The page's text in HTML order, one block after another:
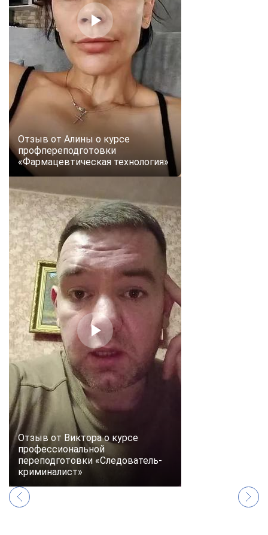
Отзыв от Алины о курсе
профпереподготовки
«Фармацевтическая технология»
Отзыв от Виктора о курсе
профессиональной
переподготовки «Следователь-
криминалист»